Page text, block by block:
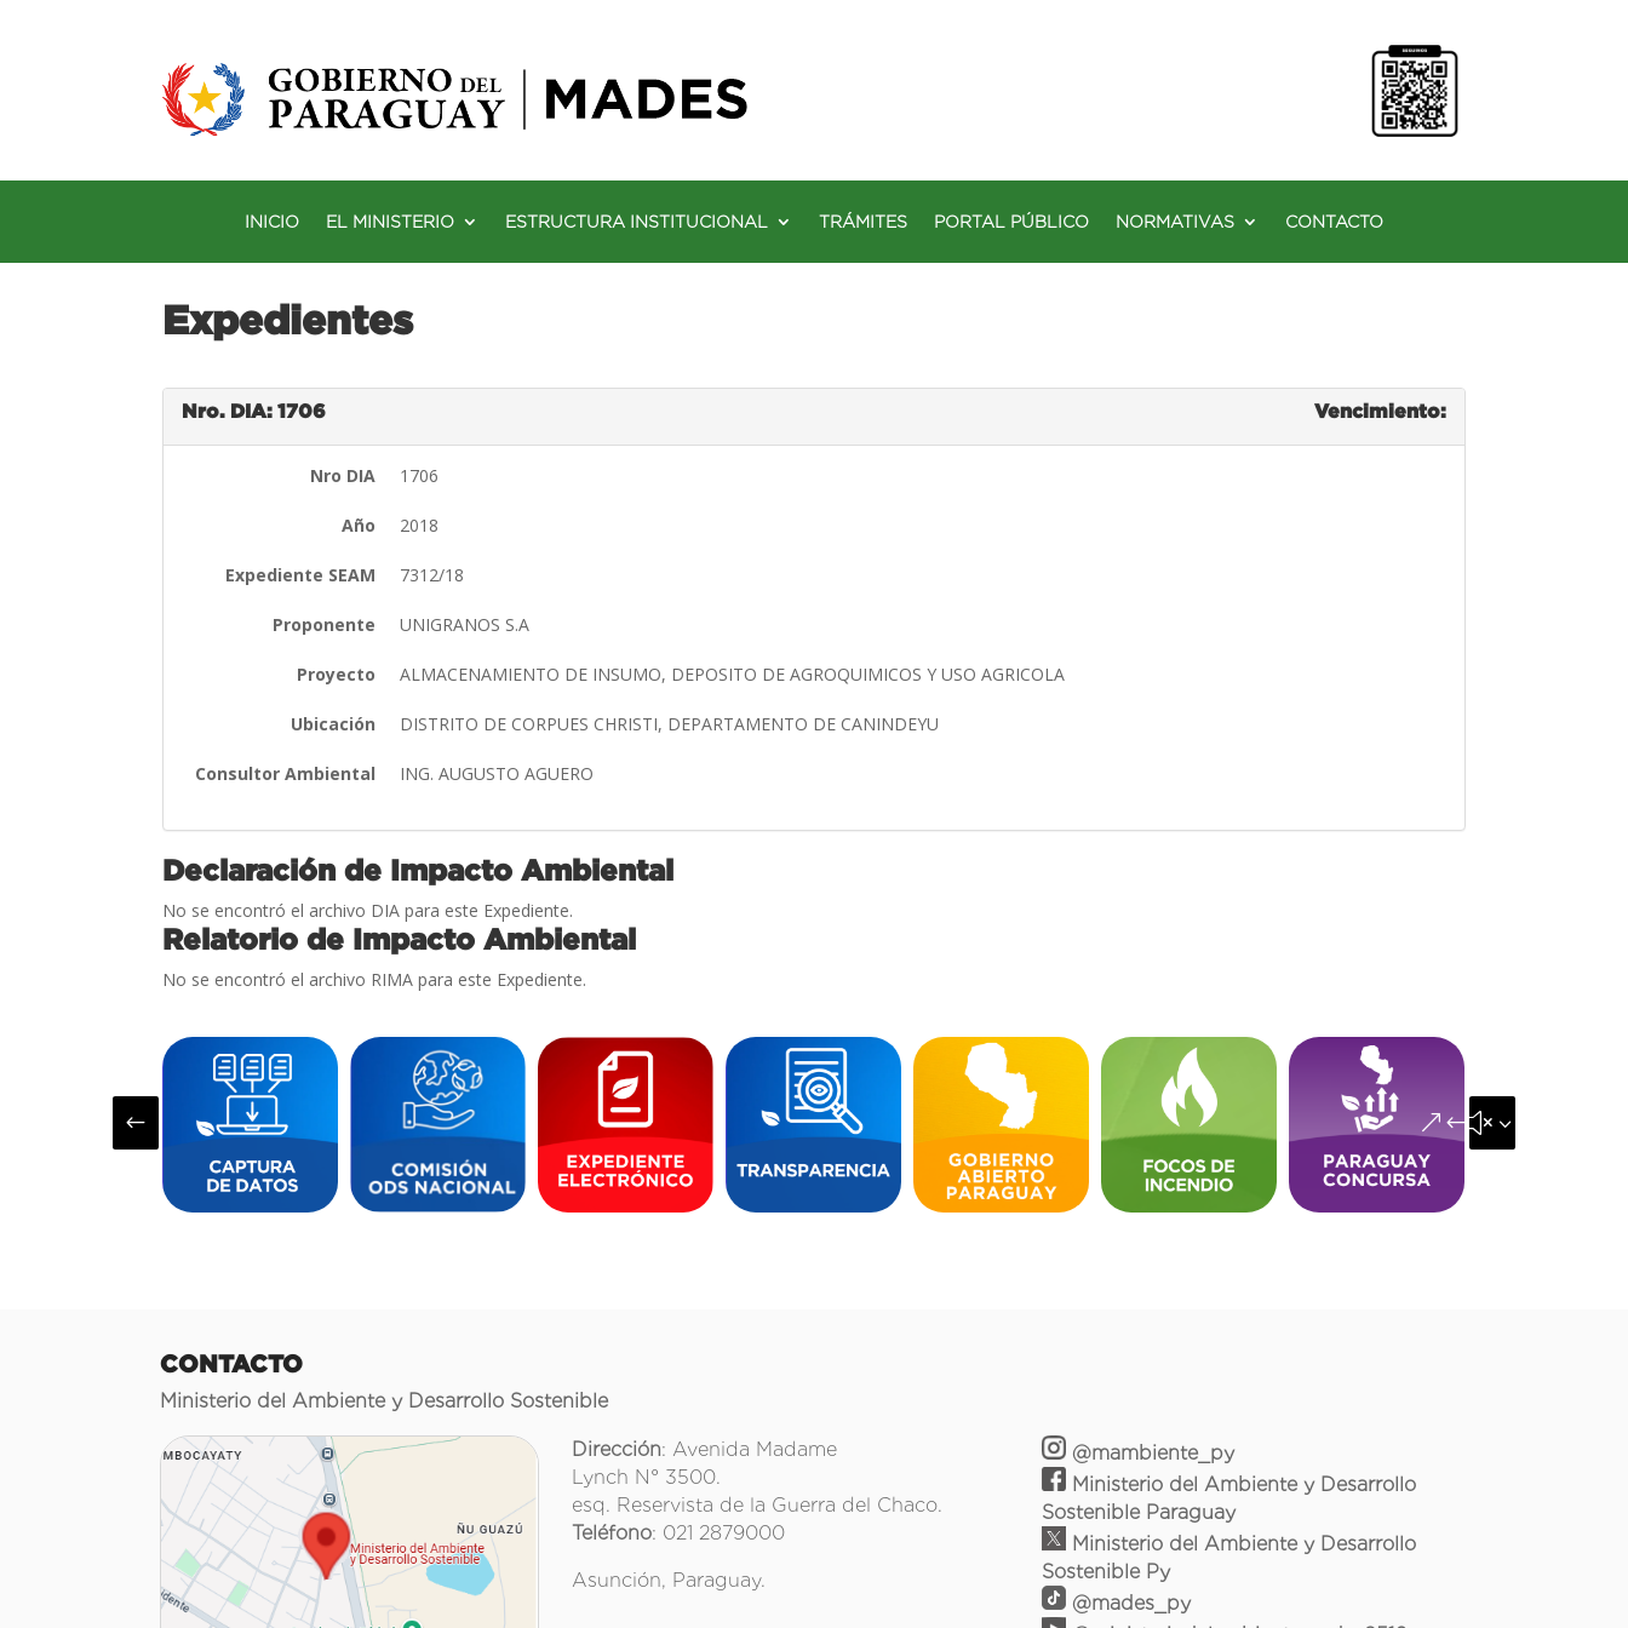
INICIO EL MINISTERIO ESTRUCTURA INSTITUCIONAL TRÁMITES PORTAL PÚBLICO NORMATIVAS CONTACTO
Expedientes
Nro. DIA: 1706 Vencimiento:
Nro DIA 1706
Año 2018
Expediente SEAM 7312/18
Proponente UNIGRANOS S.A
Proyecto ALMACENAMIENTO DE INSUMO, DEPOSITO DE AGROQUIMICOS Y USO AGRICOLA
Ubicación DISTRITO DE CORPUES CHRISTI, DEPARTAMENTO DE CANINDEYU
Consultor Ambiental ING. AUGUSTO AGUERO
Declaración de Impacto Ambiental
No se encontró el archivo DIA para este Expediente.
Relatorio de Impacto Ambiental
No se encontró el archivo RIMA para este Expediente.
# &#x35;
CONTACTO
Ministerio del Ambiente y Desarrollo Sostenible
Dirección: Avenida Madame
Lynch N° 3500.
esq. Reservista de la Guerra del Chaco.
Teléfono: 021 2879000
Asunción, Paraguay.
@mambiente_py
Ministerio del Ambiente y Desarrollo
Sostenible Paraguay
Ministerio del Ambiente y Desarrollo
Sostenible Py
@mades_py